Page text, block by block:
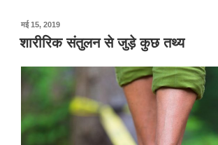
मई 15, 2019पर
प्रकाशित
किया
शारीरिक संतुलन से जुड़े कुछ तथ्य